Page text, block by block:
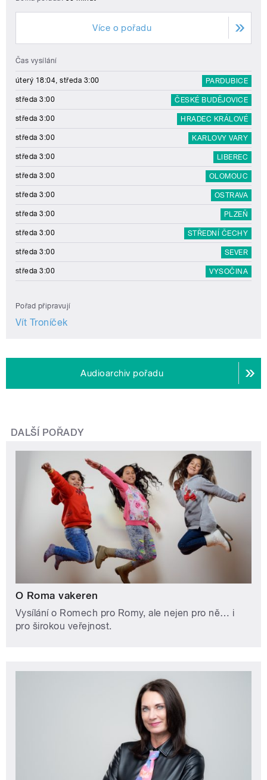
Více o pořadu
Čas vysílání
úterý 18:04, středa 3:00 PARDUBICE
středa 3:00 ČESKÉ BUDĚJOVICE
středa 3:00 HRADEC KRÁLOVÉ
středa 3:00 KARLOVY VARY
středa 3:00 LIBEREC
středa 3:00 OLOMOUC
středa 3:00 OSTRAVA
středa 3:00 PLZEŇ
středa 3:00 STŘEDNÍ ČECHY
středa 3:00 SEVER
středa 3:00 VYSOČINA
Pořad připravují
Vít Troníček
Audioarchiv pořadu
DALŠÍ POŘADY
O Roma vakeren
Vysílání o Romech pro Romy, ale nejen pro ně… i
pro širokou veřejnost.